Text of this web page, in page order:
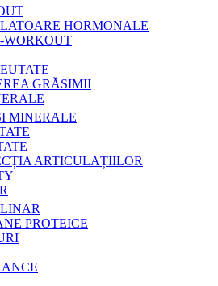
HORMONALE
WORKOUT
GRĂSIMII
MINERALE
ARTICULAȚIILOR
PROTEICE